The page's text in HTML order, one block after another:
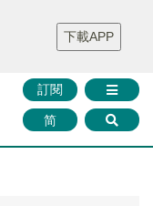
財華證券 媒體矩陣
智庫沙龍
聯絡我們
訂閱
简
下載APP